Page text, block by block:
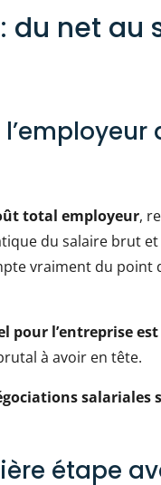
du net au
total employeur,
du salaire brut
vraiment du point
pour l’entreprise
à avoir en tête.
salariales
étape